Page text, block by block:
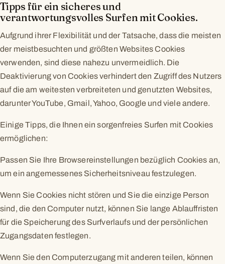
Tipps für ein sicheres und
verantwortungsvolles Surfen mit Cookies.
Aufgrund ihrer Flexibilität und der Tatsache, dass die meisten
der meistbesuchten und größten Websites Cookies
verwenden, sind diese nahezu unvermeidlich. Die
Deaktivierung von Cookies verhindert den Zugriff des Nutzers
auf die am weitesten verbreiteten und genutzten Websites,
darunter YouTube, Gmail, Yahoo, Google und viele andere.
Einige Tipps, die Ihnen ein sorgenfreies Surfen mit Cookies
ermöglichen:
Passen Sie Ihre Browsereinstellungen bezüglich Cookies an,
um ein angemessenes Sicherheitsniveau festzulegen.
Wenn Sie Cookies nicht stören und Sie die einzige Person
sind, die den Computer nutzt, können Sie lange Ablauffristen
für die Speicherung des Surfverlaufs und der persönlichen
Zugangsdaten festlegen.
Wenn Sie den Computerzugang mit anderen teilen, können